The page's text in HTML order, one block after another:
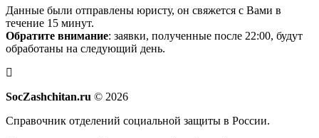
Данные были отправлены юристу, он свяжется с Вами в
течение 15 минут.
Обратите внимание: заявки, полученные после 22:00, будут
обработаны на следующий день.
SocZashchitan.ru © 2026
Справочник отделений социальной защиты в России.